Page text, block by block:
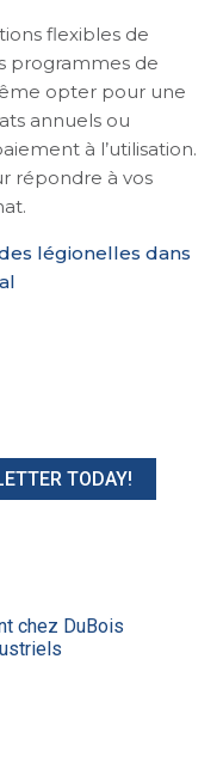
flexibles de
programmes de
opter pour une
annuels ou
à l’utilisation.
répondre à vos
légionelles dans
TODAY!
chez DuBois